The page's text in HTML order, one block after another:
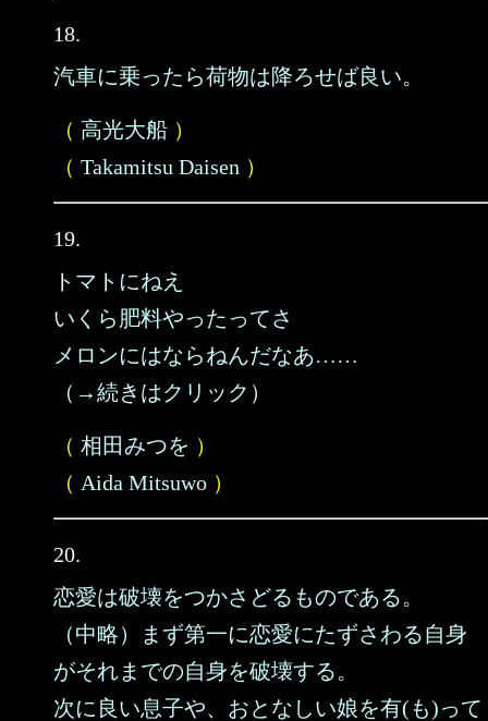
18.
汽車に乗ったら荷物は降ろせば良い。
（ 高光大船 ）
（ Takamitsu Daisen ）
19.
トマトにねえ
いくら肥料やったってさ
メロンにはならねんだなあ……
（→続きはクリック）
（ 相田みつを ）
（ Aida Mitsuwo ）
20.
恋愛は破壊をつかさどるものである。
（中略）まず第一に恋愛にたずさわる自身
がそれまでの自身を破壊する。
次に良い息子や、おとなしい娘を有(も)って